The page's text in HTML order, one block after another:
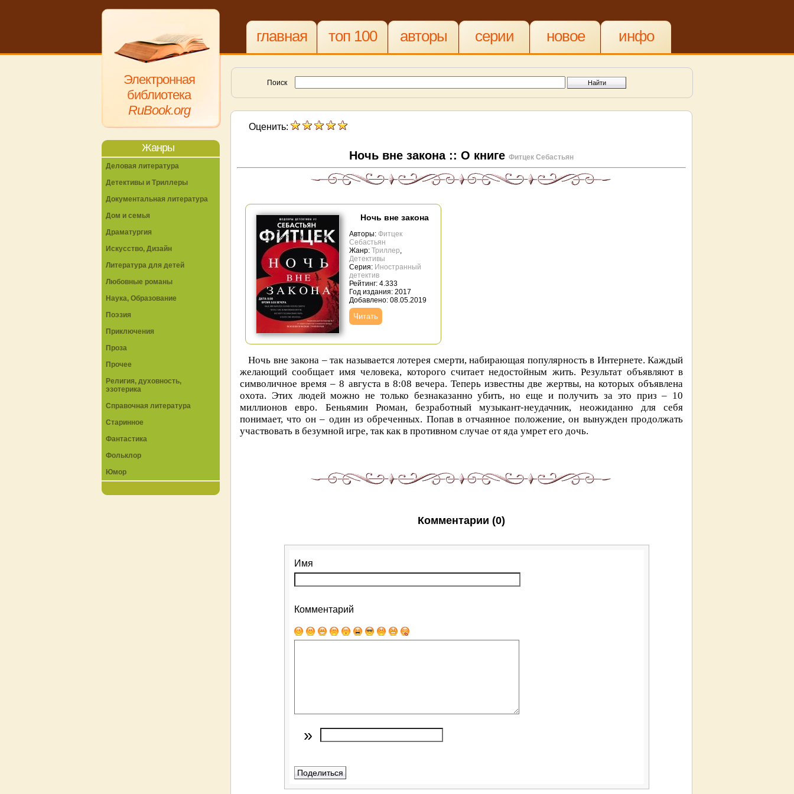
Электронная
библиотека
RuBook.org
главная топ 100 авторы серии новое инфо
Поиск
Оценить:
Ночь вне закона :: О книге Фитцек Себастьян
Ночь вне закона
Авторы: Фитцек
Себастьян
Жанр: Триллер,
Детективы
Серия: Иностранный
детектив
Рейтинг: 4.333
Год издания: 2017
Добавлено: 08.05.2019
Читать
Ночь вне закона – так называется лотерея смерти, набирающая популярность в Интернете. Каждый
желающий сообщает имя человека, которого считает недостойным жить. Результат объявляют в
символичное время – 8 августа в 8:08 вечера. Теперь известны две жертвы, на которых объявлена
охота. Этих людей можно не только безнаказанно убить, но еще и получить за это приз – 10
миллионов евро. Беньямин Рюман, безработный музыкант-неудачник, неожиданно для себя
понимает, что он – один из обреченных. Попав в отчаянное положение, он вынужден продолжать
участвовать в безумной игре, так как в противном случае от яда умрет его дочь.
Комментарии (0)
Имя
Комментарий
»
Жанры
Деловая литература
Детективы и Триллеры
Документальная литература
Дом и семья
Драматургия
Искусство, Дизайн
Литература для детей
Любовные романы
Наука, Образование
Поэзия
Приключения
Проза
Прочее
Религия, духовность,
эзотерика
Справочная литература
Старинное
Фантастика
Фольклор
Юмор